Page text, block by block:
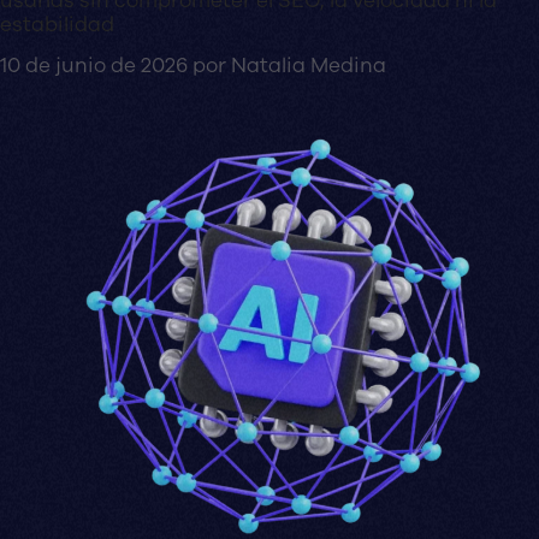
estabilidad
10 de junio de 2026 por Natalia Medina